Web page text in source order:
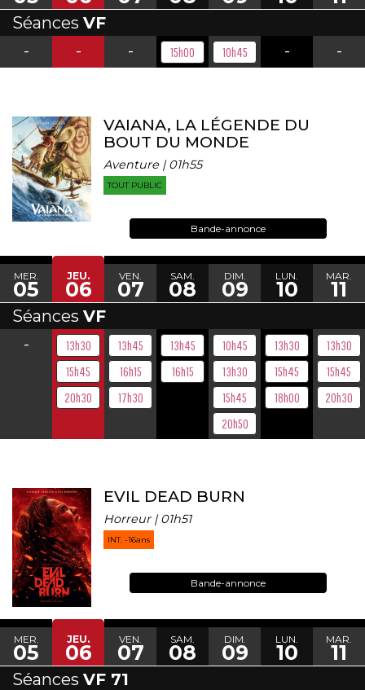
Séances VF
-
- - 15h00 10h45 - -
VAIANA, LA LÉGENDE DU
BOUT DU MONDE
Aventure | 01h55
TOUT PUBLIC
Bande-annonce
MER.
05
JEU.
06
VEN.
07
SAM.
08
DIM.
09
LUN.
10
MAR.
11
Séances VF
-
13h30
15h45
20h30
13h45
16h15
17h30
13h45
16h15
10h45
13h30
15h45
20h50
13h30
15h45
18h00
13h30
15h45
20h30
EVIL DEAD BURN
Horreur | 01h51
INT. -16ans
Bande-annonce
MER.
05
JEU.
06
VEN.
07
SAM.
08
DIM.
09
LUN.
10
MAR.
11
Séances VF 71